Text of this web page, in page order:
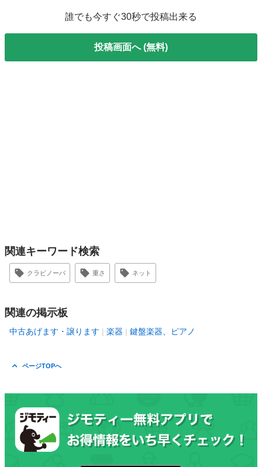
誰でも今すぐ30秒で投稿出来る
投稿画面へ (無料)
関連キーワード検索
クラビノーバ 重さ ネット
関連の掲示板
中古あげます・譲ります 楽器 鍵盤楽器、ピアノ
ページTOPへ